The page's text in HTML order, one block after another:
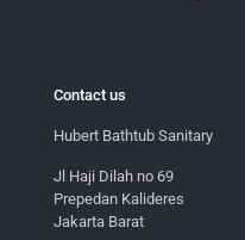
Contact us
Hubert Bathtub Sanitary
Jl Haji Dilah no 69
Prepedan Kalideres
Jakarta Barat